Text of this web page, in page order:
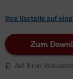
Ihre Vorteile auf
Zum
Auf Ihren